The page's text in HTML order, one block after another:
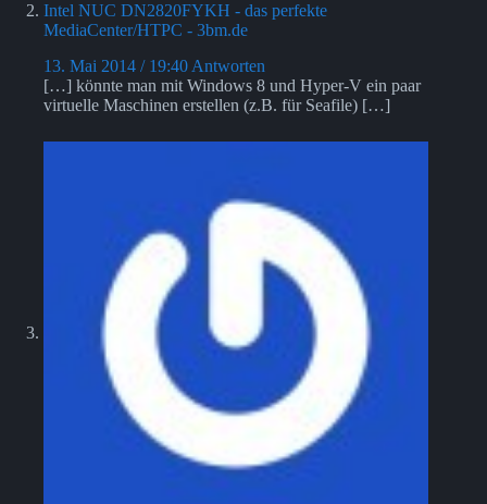
Intel NUC DN2820FYKH - das perfekte
MediaCenter/HTPC - 3bm.de
13. Mai 2014 / 19:40 Antworten
[…] könnte man mit Windows 8 und Hyper-V ein paar
virtuelle Maschinen erstellen (z.B. für Seafile) […]